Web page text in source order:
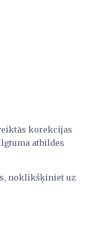
korekcijas
atbildes
noklikšķiniet uz